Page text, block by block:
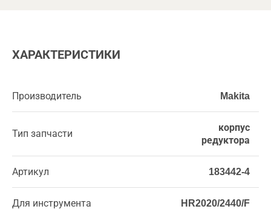
ХАРАКТЕРИСТИКИ
Производитель Makita
Тип запчасти
корпус
редуктора
Артикул 183442-4
Для инструмента HR2020/2440/F